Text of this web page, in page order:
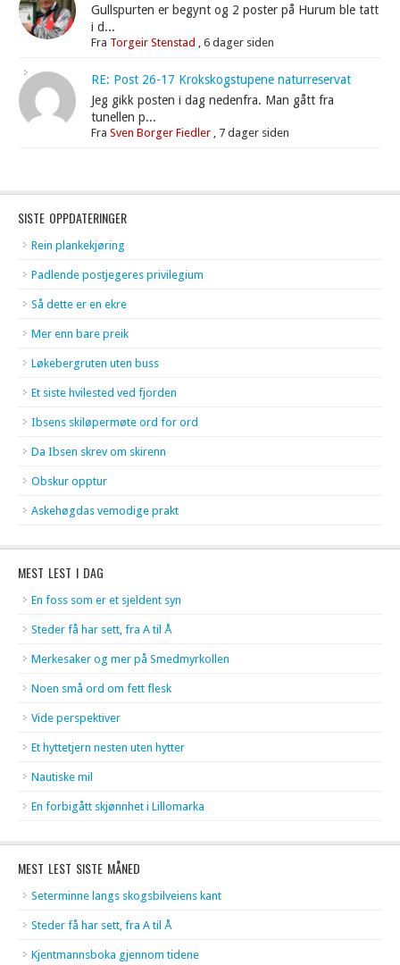
Gullspurten er begynt og 2 poster på Hurum ble tatt
i d...
Fra Torgeir Stenstad ,6 dager siden
RE: Post 26-17 Krokskogstupene naturreservat
Jeg gikk posten i dag nedenfra. Man gått fra
tunellen p...
FraSven Borger Fiedler , 7 dager siden
SISTE OPPDATERINGER
Rein plankekjøring
Padlende postjegeres privilegium
Så dette er en ekre
Mer enn bare preik
Løkebergruten uten buss
Et siste hvilested ved fjorden
Ibsens skiløpermøte ord for ord
Da Ibsen skrev om skirenn
Obskur opptur
Askehøgdas vemodige prakt
MEST LEST I DAG
En foss som er et sjeldent syn
Steder få har sett, fra A til Å
Merkesaker og mer på Smedmyrkollen
Noen små ord om fett flesk
Vide perspektiver
Et hyttetjern nesten uten hytter
Nautiske mil
En forbigått skjønnhet i Lillomarka
MEST LEST SISTE MÅNED
Seterminne langs skogsbilveiens kant
Steder få har sett, fra A til Å
Kjentmannsboka gjennom tidene